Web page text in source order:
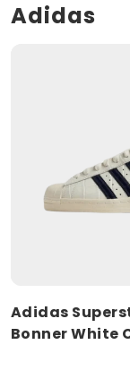
Adidas
Adidas
Bonner White